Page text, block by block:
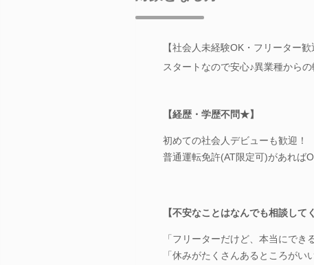
【社会人未経験OK・フリーター
スタートなので安心♪異業種から
【経歴・学歴不問★】
初めての社会人デビューも歓迎！
普通運転免許(AT限定可)があれば
【不安なことはなんでも相談して
「フリーターだけど、本当にでき
「休みがたくさんあるところがいい